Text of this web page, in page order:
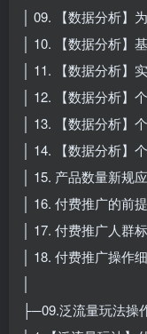
│ 09. 【数据分析】
│ 10. 【数据分析】
│ 11. 【数据分析】
│ 12. 【数据分析】
│ 13. 【数据分析】
│ 14. 【数据分析】
│ 15. 产品数量新规
│ 16. 付费推广的前
│ 17. 付费推广人群
│ 18. 付费推广操作
├─09.泛流量玩法操